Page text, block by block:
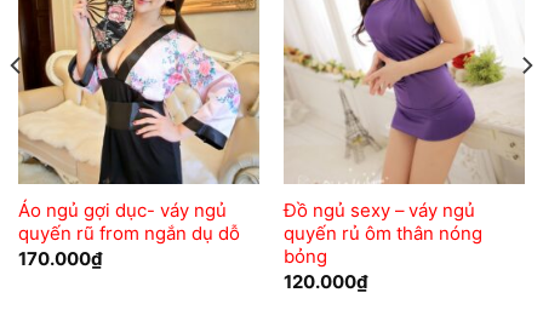
Add to
Áo ngủ gợi dục- váy ngủ
quyến rũ from ngắn dụ dỗ
170.000₫
wishlist
Đồ ngủ sexy – váy ngủ
quyến rủ ôm thân nóng
bỏng
120.000₫